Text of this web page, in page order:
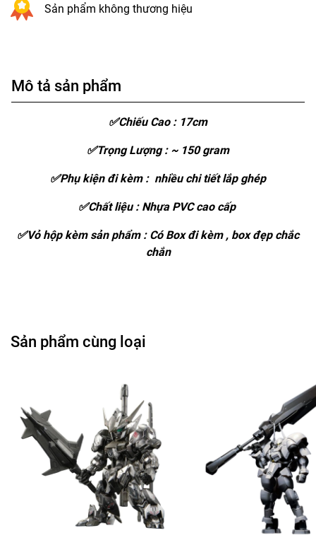
Sản phẩm không thương hiệu
Mô tả sản phẩm
✅Chiếu Cao : 17cm
✅Trọng Lượng : ~ 150 gram
✅Phụ kiện đi kèm : nhiều chi tiết lắp ghép
✅Chất liệu : Nhựa PVC cao cấp
✅Vỏ hộp kèm sản phẩm : Có Box đi kèm , box đẹp chắc
chắn
Sản phẩm cùng loại